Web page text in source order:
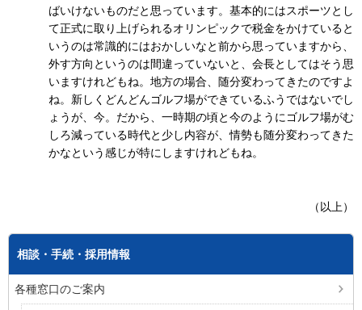
ばいけないものだと思っています。基本的にはスポーツとし
て正式に取り上げられるオリンピックで税金をかけていると
いうのは常識的にはおかしいなと前から思っていますから、
外す方向というのは間違っていないと、会長としてはそう思
いますけれどもね。地方の場合、随分変わってきたのですよ
ね。新しくどんどんゴルフ場ができているふうではないでし
ょうが、今。だから、一時期の頃と今のようにゴルフ場がむ
しろ減っている時代と少し内容が、情勢も随分変わってきた
かなという感じが特にしますけれどもね。
（以上）
相談・手続・採用情報
各種窓口のご案内